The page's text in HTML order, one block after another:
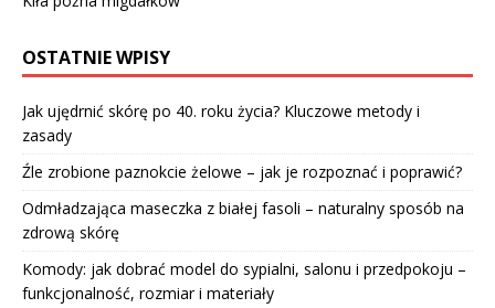
OSTATNIE WPISY
Jak ujędrnić skórę po 40. roku życia? Kluczowe metody i
zasady
Źle zrobione paznokcie żelowe – jak je rozpoznać i poprawić?
Odmładzająca maseczka z białej fasoli – naturalny sposób na
zdrową skórę
Komody: jak dobrać model do sypialni, salonu i przedpokoju –
funkcjonalność, rozmiar i materiały